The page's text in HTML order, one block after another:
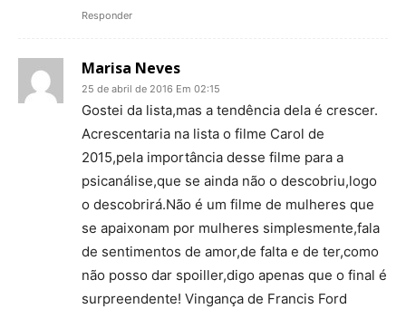
Responder
Marisa Neves
25 de abril de 2016 Em 02:15
Gostei da lista,mas a tendência dela é crescer.
Acrescentaria na lista o filme Carol de
2015,pela importância desse filme para a
psicanálise,que se ainda não o descobriu,logo
o descobrirá.Não é um filme de mulheres que
se apaixonam por mulheres simplesmente,fala
de sentimentos de amor,de falta e de ter,como
não posso dar spoiller,digo apenas que o final é
surpreendente! Vingança de Francis Ford